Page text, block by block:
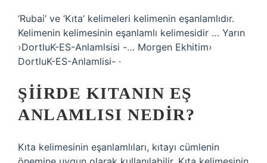
‘Rubai’ ve ‘Kıta’ kelimeleri kelimenin eşanlamlıdır.
Kelimenin kelimesinin eşanlamlı kelimesidir … Yarın
›DortluK-ES-Anlamlsisi -… Morgen Ekhitim›
DortluK-ES-Anlamlisi- ·
ŞIIRDE KITANIN EŞ
ANLAMLISI NEDIR?
Kıta kelimesinin eşanlamlıları, kıtayı cümlenin